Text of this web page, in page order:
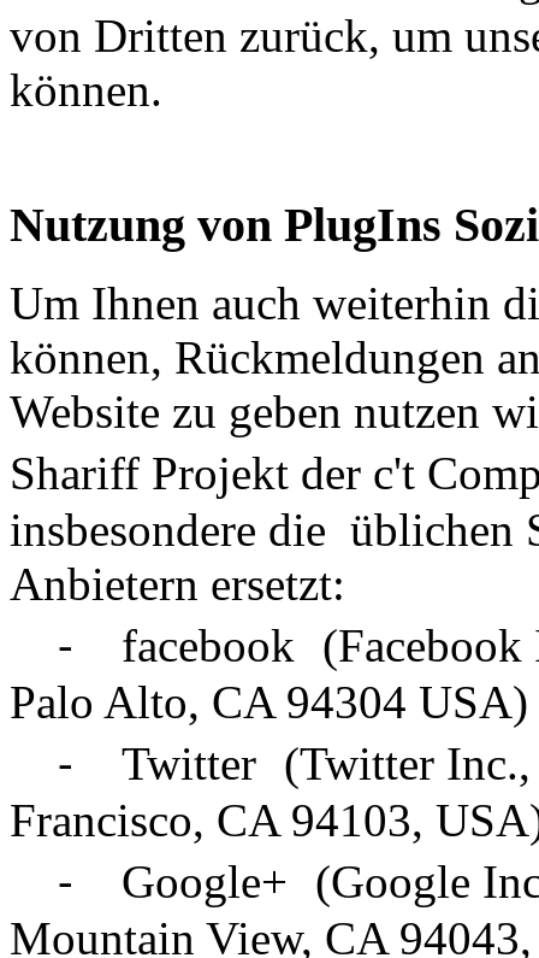
von Dritten zurück, um
können.
Nutzung von PlugIns
Um Ihnen auch weiterhin
können, Rückmeldungen
Website zu geben nutzen
Shariff Projekt der c't
insbesondere die üblichen
Anbietern ersetzt:
⁃ facebook (Facebook
Palo Alto, CA 94304 USA)
⁃ Twitter (Twitter Inc.,
Francisco, CA 94103,
⁃ Google+ (Google Inc,
Mountain View, CA